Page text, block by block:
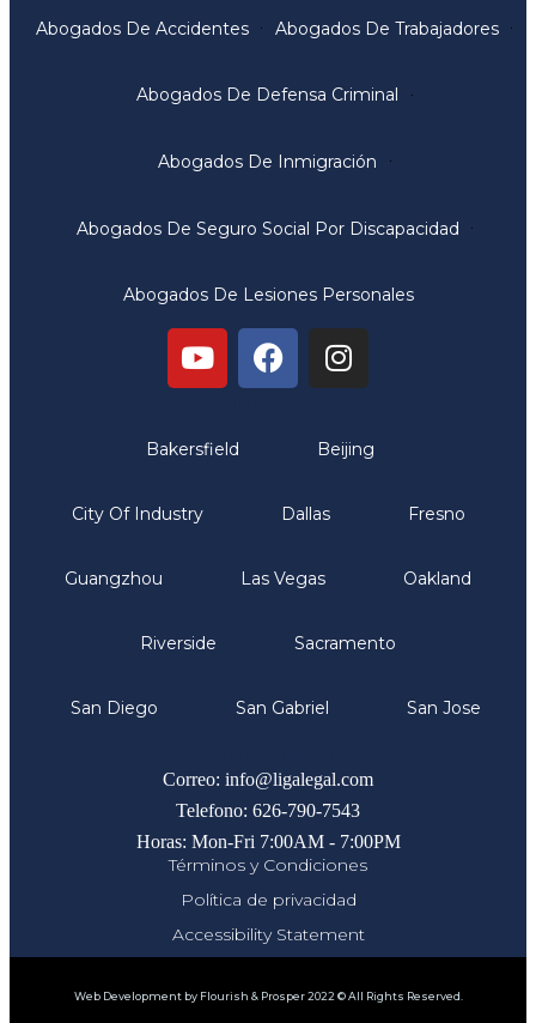
Abogados De Accidentes Abogados De Trabajadores
Abogados De Defensa Criminal
Abogados De Inmigración
Abogados De Seguro Social Por Discapacidad
Abogados De Lesiones Personales
Bakersfield Beijing
City Of Industry Dallas Fresno
Guangzhou Las Vegas Oakland
Riverside Sacramento
San Diego San Gabriel San Jose
Correo: info@ligalegal.com
Telefono: 626-790-7543
Horas: Mon-Fri 7:00AM - 7:00PM
Términos y Condiciones
Política de privacidad
Accessibility Statement
Web Development by Flourish & Prosper 2022 © All Rights Reserved.